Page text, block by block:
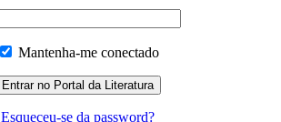
Mantenha-me conectado
Esqueceu-se da password?